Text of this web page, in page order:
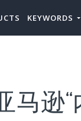
KEYWORDS
马逊